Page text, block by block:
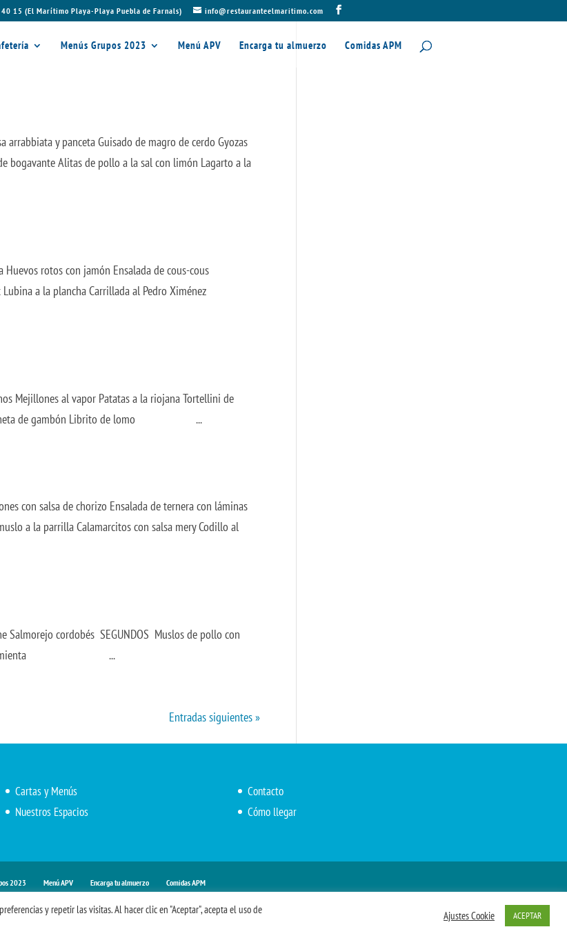
15 (El Marítimo Playa-Playa Puebla de Farnals) info@restauranteelmaritimo.com
Menús Grupos 2023 Menú APV Encarga tu almuerzo Comidas APM
arrabbiata y panceta Guisado de magro de cerdo Gyozas
bogavante Alitas de pollo a la sal con limón Lagarto a la
Huevos rotos con jamón Ensalada de cous-cous
Lubina a la plancha Carrillada al Pedro Ximénez
Mejillones al vapor Patatas a la riojana Tortellini de
Brocheta de gambón Librito de lomo ...
con salsa de chorizo Ensalada de ternera con láminas
a la parrilla Calamarcitos con salsa mery Codillo al
Salmorejo cordobés SEGUNDOS Muslos de pollo con
a la pimienta ...
Entradas siguientes »
Cartas y Menús
Nuestros Espacios
Contacto
Cómo llegar
2023 Menú APV Encarga tu almuerzo Comidas APM
y repetir las visitas. Al hacer clic en "Aceptar", acepta el uso de
Ajustes Cookie ACEPTAR